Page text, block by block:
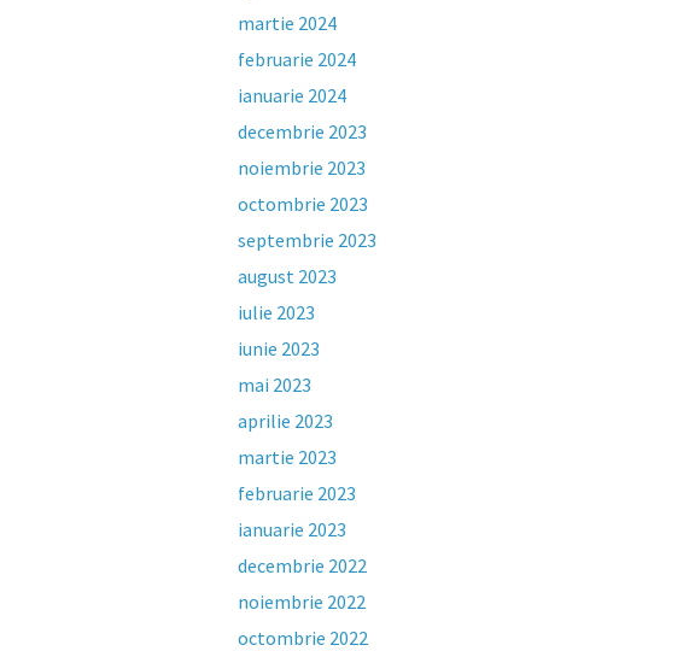
martie 2024
februarie 2024
ianuarie 2024
decembrie 2023
noiembrie 2023
octombrie 2023
septembrie 2023
august 2023
iulie 2023
iunie 2023
mai 2023
aprilie 2023
martie 2023
februarie 2023
ianuarie 2023
decembrie 2022
noiembrie 2022
octombrie 2022